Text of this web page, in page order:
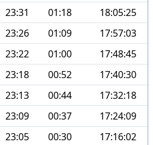
23:31 01:18 18:05:25
23:26 01:09 17:57:03
23:22 01:00 17:48:45
23:18 00:52 17:40:30
23:13 00:44 17:32:18
23:09 00:37 17:24:09
23:05 00:30 17:16:02